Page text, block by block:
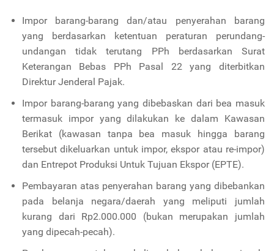
Impor barang-barang dan/atau penyerahan barang
yang berdasarkan ketentuan peraturan perundang-
undangan tidak terutang PPh berdasarkan Surat
Keterangan Bebas PPh Pasal 22 yang diterbitkan
Direktur Jenderal Pajak.
Impor barang-barang yang dibebaskan dari bea masuk
termasuk impor yang dilakukan ke dalam Kawasan
Berikat (kawasan tanpa bea masuk hingga barang
tersebut dikeluarkan untuk impor, ekspor atau re-impor)
dan Entrepot Produksi Untuk Tujuan Ekspor (EPTE).
Pembayaran atas penyerahan barang yang dibebankan
pada belanja negara/daerah yang meliputi jumlah
kurang dari Rp2.000.000 (bukan merupakan jumlah
yang dipecah-pecah).